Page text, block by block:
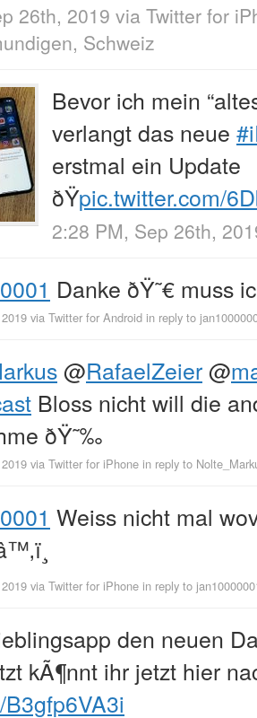
26th, 2019 via Twitter for
Schweiz
Bevor ich mein
verlangt das neue
erstmal ein Update
ðŸpic.twitter.com/
2:28 PM, Sep 26th,
Danke ðŸ˜€ muss
via Twitter for Android in reply to
@RafaelZeier@
Bloss nicht will die
ðŸ˜‰
via Twitter for iPhone in reply to
Weiss nicht mal
via Twitter for iPhone in reply to
den neuen
kÃ¶nnt ihr jetzt hier